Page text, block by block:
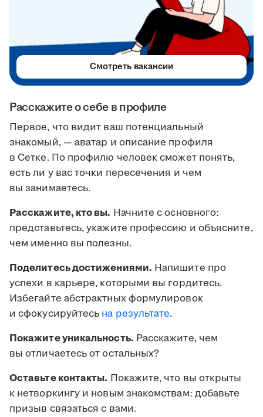
Расскажите о себе в профиле
Первое, что видит ваш потенциальный
знакомый, — аватар и описание профиля
в Сетке. По профилю человек сможет понять,
есть ли у вас точки пересечения и чем
вы занимаетесь.
Расскажите, кто вы. Начните с основного:
представьтесь, укажите профессию и объясните,
чем именно вы полезны.
Поделитесь достижениями. Напишите про
успехи в карьере, которыми вы гордитесь.
Избегайте абстрактных формулировок
и сфокусируйтесь на результате.
Покажите уникальность. Расскажите, чем
вы отличаетесь от остальных?
Оставьте контакты. Покажите, что вы открыты
к нетворкингу и новым знакомствам: добавьте
призыв связаться с вами.
Смотреть вакансии